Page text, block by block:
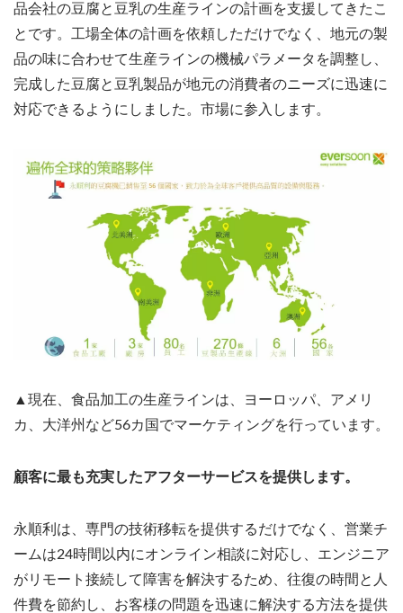
品会社の豆腐と豆乳の生産ラインの計画を支援してきたこ
とです。工場全体の計画を依頼しただけでなく、地元の製
品の味に合わせて生産ラインの機械パラメータを調整し、
完成した豆腐と豆乳製品が地元の消費者のニーズに迅速に
対応できるようにしました。市場に参入します。
▲現在、食品加工の生産ラインは、ヨーロッパ、アメリ
カ、大洋州など56カ国でマーケティングを行っています。
顧客に最も充実したアフターサービスを提供します。
永順利は、専門の技術移転を提供するだけでなく、営業チ
ームは24時間以内にオンライン相談に対応し、エンジニア
がリモート接続して障害を解決するため、往復の時間と人
件費を節約し、お客様の問題を迅速に解決する方法を提供